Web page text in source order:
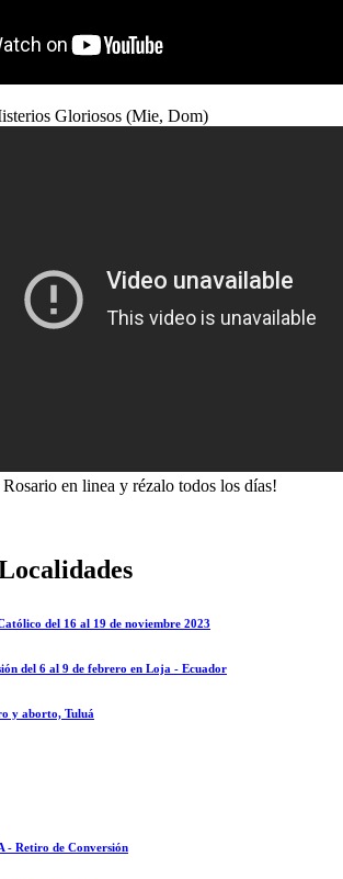
Gloriosos (Mie, Dom)
Rosario en linea y rézalo todos los días!
del 16 al 19 de noviembre 2023
del 6 al 9 de febrero en Loja - Ecuador
y aborto, Tuluá
- Retiro de Conversión